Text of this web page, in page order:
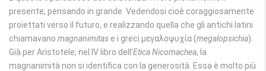
presente, pensando in grande. Vedendosi cioè coraggiosamente
proiettati verso il futuro, e realizzando quella che gli antichi latini
chiamavano magnanimitas e i greci μεγαλοψυχία (megalopsichia).
Già per Aristotele, nel IV libro dell’Etica Nicomachea, la
magnanimità non si identifica con la generosità. Essa è molto più